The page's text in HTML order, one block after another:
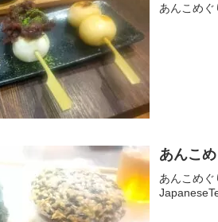
あんこめ
あんこ
あんこめ